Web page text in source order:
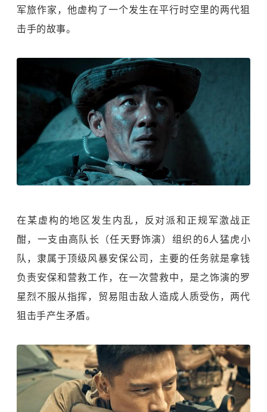
军旅作家，他虚构了一个发生在平行时空里的两代狙
击手的故事。
在某虚构的地区发生内乱，反对派和正规军激战正
酣，一支由高队长（任天野饰演）组织的6人猛虎小
队，隶属于顶级风暴安保公司，主要的任务就是拿钱
负责安保和营救工作，在一次营救中，是之饰演的罗
星烈不服从指挥，贸易阻击敌人造成人质受伤，两代
狙击手产生矛盾。